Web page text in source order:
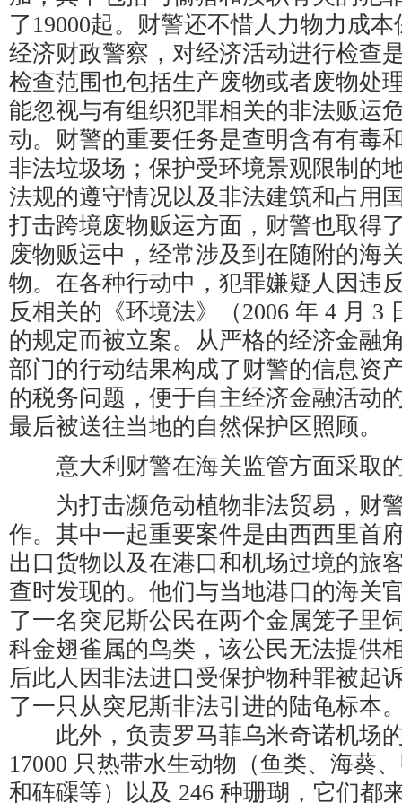
了19000起。财警还不惜人力物力成
经济财政警察，对经济活动进行检查
检查范围也包括生产废物或者废物处
能忽视与有组织犯罪相关的非法贩运
动。财警的重要任务是查明含有有毒
非法垃圾场；保护受环境景观限制的
法规的遵守情况以及非法建筑和占用
打击跨境废物贩运方面，财警也取得
废物贩运中，经常涉及到在随附的海
物。在各种行动中，犯罪嫌疑人因违
反相关的《环境法》（2006 年 4 月 3
的规定而被立案。从严格的经济金融
部门的行动结果构成了财警的信息资
的税务问题，便于自主经济金融活动
最后被送往当地的自然保护区照顾。
意大利财警在海关监管方面采取
为打击濒危动植物非法贸易，财
作。其中一起重要案件是由西西里首
出口货物以及在港口和机场过境的旅
查时发现的。他们与当地港口的海关
了一名突尼斯公民在两个金属笼子里
科金翅雀属的鸟类，该公民无法提供
后此人因非法进口受保护物种罪被起
了一只从突尼斯非法引进的陆龟标本
此外，负责罗马菲乌米奇诺机场
17000 只热带水生动物（鱼类、海葵
和砗磲等）以及 246 种珊瑚，它们都